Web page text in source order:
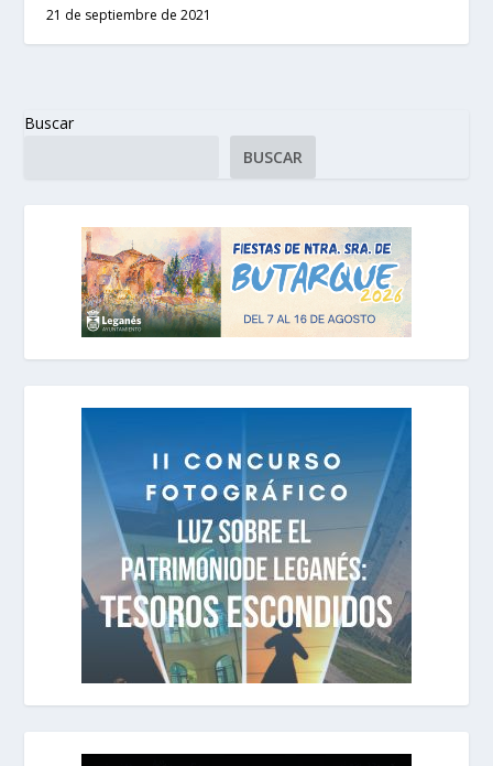
21 de septiembre de 2021
Buscar
BUSCAR